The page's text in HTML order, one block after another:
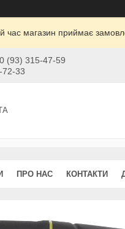
час магазин приймає
(93) 315-47-59
72-33
ПРО НАС КОНТАКТИ